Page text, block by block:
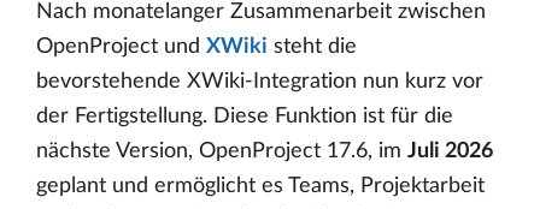
Nach monatelanger Zusammenarbeit zwischen
OpenProject und XWiki steht die
bevorstehende XWiki-Integration nun kurz vor
der Fertigstellung. Diese Funktion ist für die
nächste Version, OpenProject 17.6, im Juli 2026
geplant und ermöglicht es Teams, Projektarbeit